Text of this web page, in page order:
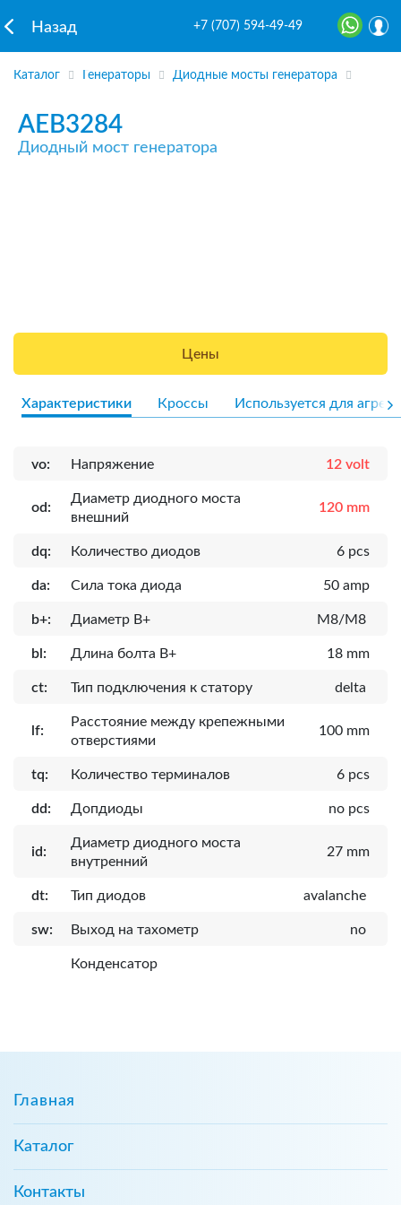
Назад +7 (707) 594-49-49
Каталог Генераторы Диодные мосты генератора
AEB3284
Диодный мост генератора
Цены
Характеристики Кроссы Используется для
vo: Напряжение 12 volt
od:
Диаметр диодного моста
внешний
120 mm
dq: Количество диодов 6 pcs
da: Сила тока диода 50 amp
b+: Диаметр B+ M8/M8
bl: Длина болта B+ 18 mm
ct: Тип подключения к статору delta
lf:
Расcтояние между крепежными
отверстиями
100 mm
tq: Количество терминалов 6 pcs
dd: Допдиоды no pcs
id:
Диаметр диодного моста
внутренний
27 mm
dt: Тип диодов avalanche
sw: Выход на тахометр no
Конденсатор
Главная
Каталог
Контакты